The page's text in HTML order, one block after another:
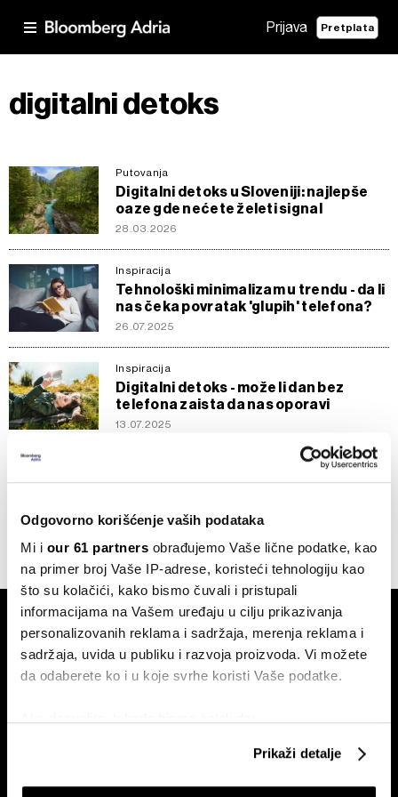
Odgovorno korišćenje vaših podataka
Mi i our 61 partners obrađujemo Vaše lične podatke, kao
na primer broj Vaše IP-adrese, koristeći tehnologiju kao
što su kolačići, kako bismo čuvali i pristupali
informacijama na Vašem uređaju u cilju prikazivanja
personalizovanih reklama i sadržaja, merenja reklama i
sadržaja, uvida u publiku i razvoja proizvoda. Vi možete
da odaberete ko i u koje svrhe koristi Vaše podatke.
Identifikujte svoj uređaj tako što ćete ga aktivno
Prikaži detalje
Prijava Pretplata
digitalni detoks
Putovanja
Digitalni detoks u Sloveniji: najlepše
oaze gde nećete želeti signal
28.03.2026
Inspiracija
Tehnološki minimalizam u trendu - da li
nas čeka povratak 'glupih' telefona?
26.07.2025
Inspiracija
Digitalni detoks - može li dan bez
telefona zaista da nas oporavi
13.07.2025
Ovo su velnes trendovi za 2024.
Pretplati se na